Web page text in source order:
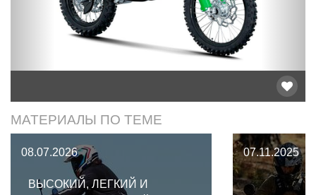
МАТЕРИАЛЫ ПО ТЕМЕ
08.07.2026
ВЫСОКИЙ, ЛЕГКИЙ И
07.11.2025